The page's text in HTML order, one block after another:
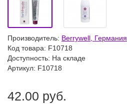
Производитель: Berrywell, Германия
Код товара: F10718
Доступность: На складе
Артикул: F10718
42.00 руб.